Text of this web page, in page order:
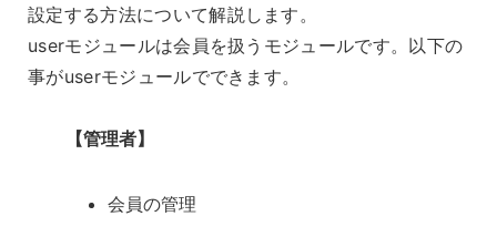
設定する方法について解説します。
userモジュールは会員を扱うモジュールです。以下の
事がuserモジュールでできます。
【管理者】
会員の管理